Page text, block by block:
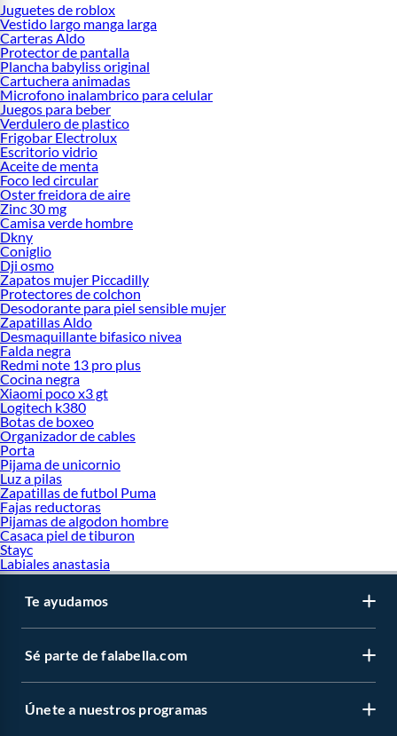
Juguetes de roblox
Vestido largo manga larga
Carteras Aldo
Protector de pantalla
Plancha babyliss original
Cartuchera animadas
Microfono inalambrico para celular
Juegos para beber
Verdulero de plastico
Frigobar Electrolux
Escritorio vidrio
Aceite de menta
Foco led circular
Oster freidora de aire
Zinc 30 mg
Camisa verde hombre
Dkny
Coniglio
Dji osmo
Zapatos mujer Piccadilly
Protectores de colchon
Desodorante para piel sensible mujer
Zapatillas Aldo
Desmaquillante bifasico nivea
Falda negra
Redmi note 13 pro plus
Cocina negra
Xiaomi poco x3 gt
Logitech k380
Botas de boxeo
Organizador de cables
Porta
Pijama de unicornio
Luz a pilas
Zapatillas de futbol Puma
Fajas reductoras
Pijamas de algodon hombre
Casaca piel de tiburon
Stayc
Labiales anastasia
Te ayudamos
Sé parte de falabella.com
Únete a nuestros programas